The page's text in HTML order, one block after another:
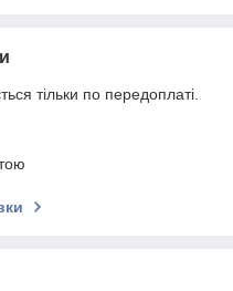
тільки по передоплаті.